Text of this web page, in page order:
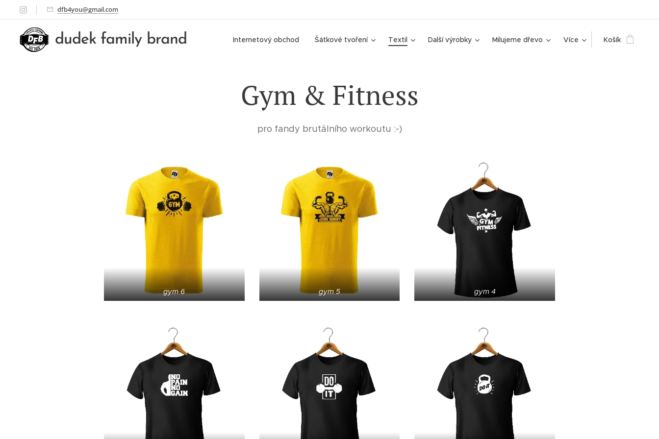
dfb4you@gmail.com
dudek family brand Internetový obchod Šátkové tvoření Textil Další výrobky Milujeme dřevo Více Košík
Gym & Fitness
pro fandy brutálního workoutu :-)
gym 6 gym 5 gym 4